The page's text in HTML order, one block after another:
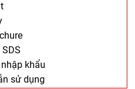
khẩu
sử dụng